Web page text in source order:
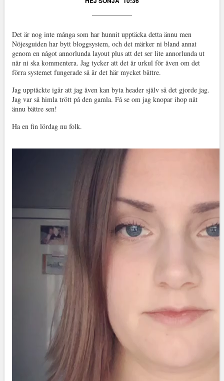
Det är nog inte många som har hunnit upptäcka detta ännu men
Nöjesguiden har bytt bloggsystem, och det märker ni bland annat
genom en något annorlunda layout plus att det ser lite annorlunda ut
när ni ska kommentera. Jag tycker att det är urkul för även om det
förra systemet fungerade så är det här mycket bättre.
Jag upptäckte igår att jag även kan byta header själv så det gjorde jag.
Jag var så himla trött på den gamla. Få se om jag knopar ihop nåt
ännu bättre sen!
Ha en fin lördag nu folk.